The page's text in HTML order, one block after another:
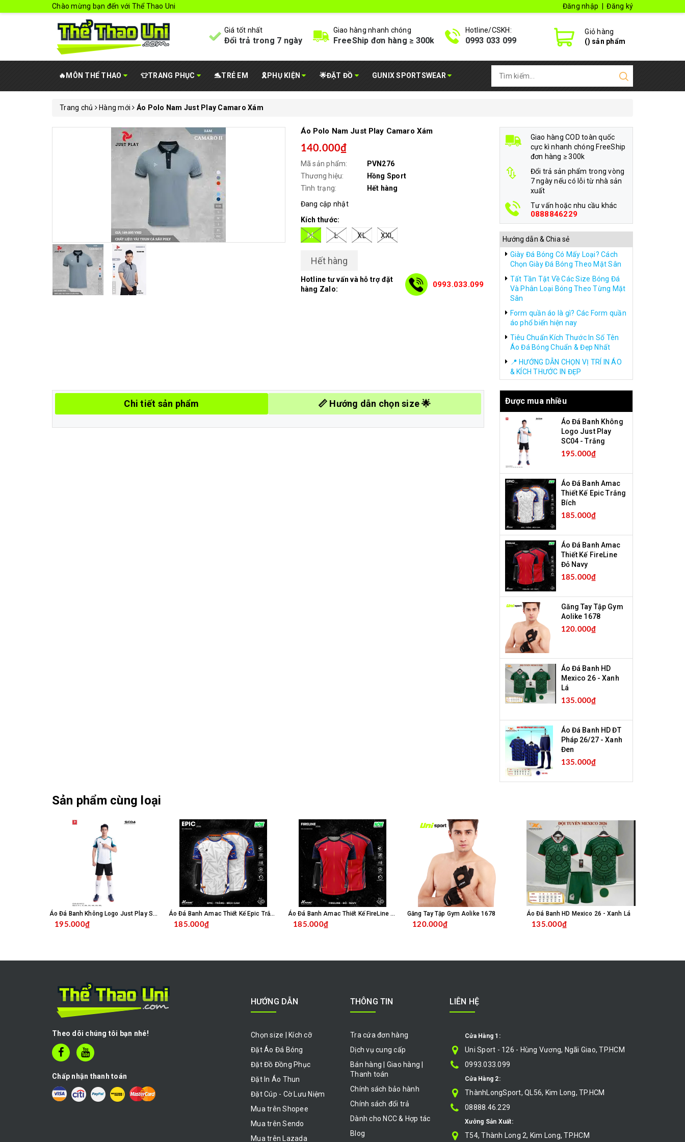
Chào mừng bạn đến với Thể Thao Uni Đăng nhập Đăng ký
Giá tốt nhất
Đổi trả trong 7 ngày
Giao hàng nhanh chóng
FreeShip đơn hàng ≥ 300k
Hotline/CSKH:
0993 033 099
Giỏ hàng
() sản phẩm
🔥MÔN THỂ THAO 👕TRANG PHỤC 🐬TRẺ EM 🎗️PHỤ KIỆN 🌟ĐẶT ĐỒ GUNIX SPORTSWEAR
Trang chủ Hàng mới Áo Polo Nam Just Play Camaro Xám
Áo Polo Nam Just Play Camaro Xám
140.000₫
Mã sản phẩm:
PVN276
Thương hiệu:
Hồng Sport
Tình trạng:
Hết hàng
Đang cập nhật
Kích thước:
M
L XL XXL
Hết hàng
Hotline tư vấn và hỗ trợ đặt
hàng Zalo:
0993.033.099
Giao hàng COD toàn quốc
cực kì nhanh chóng FreeShip
đơn hàng ≥ 300k
Đổi trả sản phẩm trong vòng
7 ngày nếu có lỗi từ nhà sản
xuất
Tư vấn hoặc nhu cầu khác
0888846229
Hướng dẫn & Chia sẻ
Giày Đá Bóng Có Mấy Loại? Cách
Chọn Giày Đá Bóng Theo Mặt Sân
Tất Tần Tật Về Các Size Bóng Đá
Và Phân Loại Bóng Theo Từng Mặt
Sân
Form quần áo là gì? Các Form quần
áo phổ biến hiện nay
Tiêu Chuẩn Kích Thước In Số Tên
Áo Đá Bóng Chuẩn & Đẹp Nhất
📍 HƯỚNG DẪN CHỌN VỊ TRÍ IN ÁO
& KÍCH THƯỚC IN ĐẸP
Chi tiết sản phẩm 📏 Hướng dẫn chọn size 🌟 Được mua nhiều
Áo Đá Banh Không
Logo Just Play
SC04 - Trắng
195.000₫
Áo Đá Banh Amac
Thiết Kế Epic Trắng
Bích
185.000₫
Áo Đá Banh Amac
Thiết Kế FireLine
Đỏ Navy
185.000₫
Găng Tay Tập Gym
Aolike 1678
120.000₫
Áo Đá Banh HD
Mexico 26 - Xanh
Lá
135.000₫
Áo Đá Banh HD ĐT
Pháp 26/27 - Xanh
Đen
135.000₫
Sản phẩm cùng loại
Áo Đá Banh Không Logo Just Play SC04 - Trắng
195.000₫
Áo Đá Banh Amac Thiết Kế Epic Trắng Bích
185.000₫
Áo Đá Banh Amac Thiết Kế FireLine Đỏ Navy
185.000₫
Găng Tay Tập Gym Aolike 1678
120.000₫
Áo Đá Banh HD Mexico 26 - Xanh Lá
135.000₫
Theo dõi chúng tôi bạn nhé!
Chấp nhận thanh toán
HƯỚNG DẪN
Chọn size | Kích cỡ
Đặt Áo Đá Bóng
Đặt Đồ Đồng Phục
Đặt In Áo Thun
Đặt Cúp - Cờ Lưu Niệm
Mua trên Shopee
Mua trên Sendo
Mua trên Lazada
THÔNG TIN
Tra cứa đơn hàng
Dịch vụ cung cấp
Bán hàng | Giao hàng |
Thanh toán
Chính sách bảo hành
Chính sách đổi trả
Dành cho NCC & Hợp tác
Blog
LIÊN HỆ
Cửa Hàng 1:
Uni Sport - 126 - Hùng Vương, Ngãi Giao, TP.HCM
0993.033.099
Cửa Hàng 2:
ThànhLongSport, QL56, Kim Long, TP.HCM
08888.46.229
Xưởng Sản Xuất:
T54, Thành Long 2, Kim Long, TP.HCM